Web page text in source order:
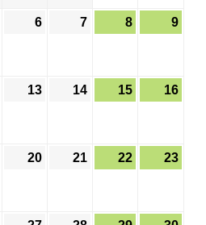
6 7 8 9
13 14 15 16
20 21 22 23